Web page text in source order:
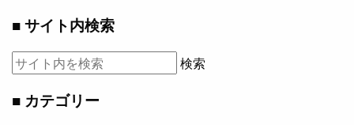
■ サイト内検索
検索
■ カテゴリー